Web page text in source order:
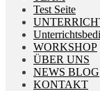
Test Seite
WORKSHOP
ÜBER UNS
NEWS BLOG
KONTAKT